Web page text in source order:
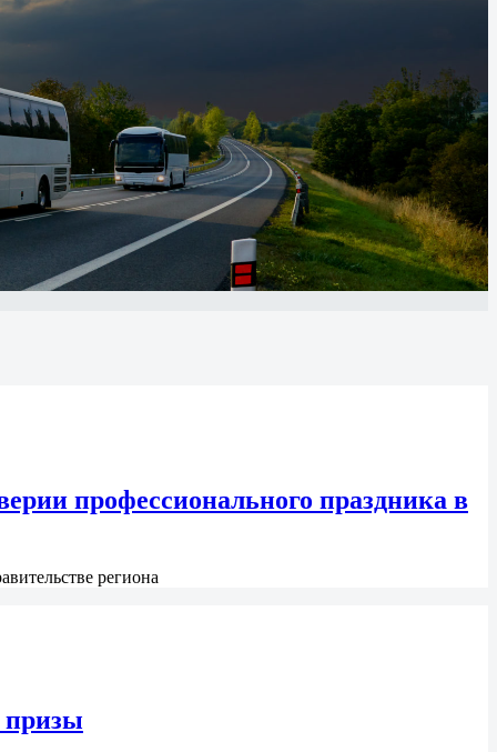
профессионального праздника в
региона
призы